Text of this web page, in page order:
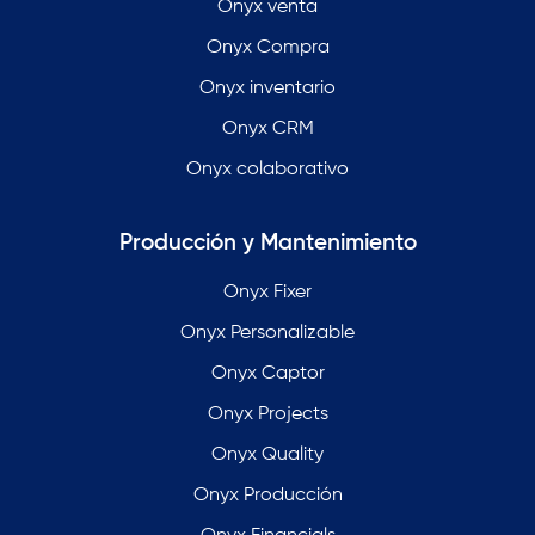
Onyx venta
Onyx Compra
Onyx inventario
Onyx CRM
Onyx colaborativo
Producción y Mantenimiento
Onyx Fixer
Onyx Personalizable
Onyx Captor
Onyx Projects
Onyx Quality
Onyx Producción